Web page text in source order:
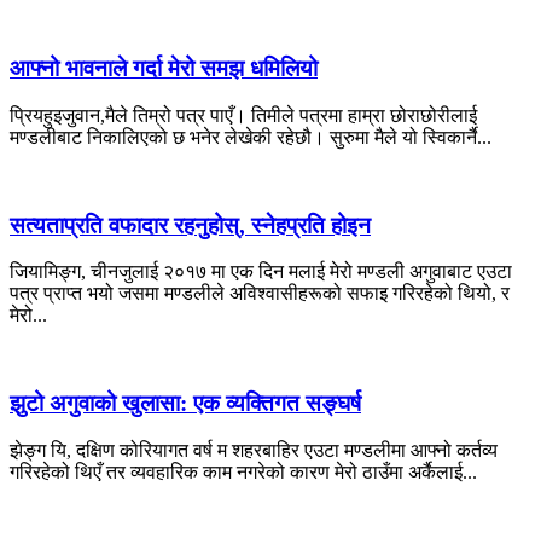
आफ्नो भावनाले गर्दा मेरो समझ धमिलियो
प्रियहुइजुवान,मैले तिम्रो पत्र पाएँ। तिमीले पत्रमा हाम्रा छोराछोरीलाई
मण्डलीबाट निकालिएको छ भनेर लेखेकी रहेछौ। सुरुमा मैले यो स्विकार्नै...
सत्यताप्रति वफादार रहनुहोस्, स्नेहप्रति होइन
जियामिङ्ग, चीनजुलाई २०१७ मा एक दिन मलाई मेरो मण्डली अगुवाबाट एउटा
पत्र प्राप्त भयो जसमा मण्डलीले अविश्वासीहरूको सफाइ गरिरहेको थियो, र
मेरो...
झुटो अगुवाको खुलासा: एक व्यक्तिगत सङ्घर्ष
झेङ्ग यि, दक्षिण कोरियागत वर्ष म शहरबाहिर एउटा मण्डलीमा आफ्नो कर्तव्य
गरिरहेको थिएँ तर व्यवहारिक काम नगरेको कारण मेरो ठाउँमा अर्कैलाई...